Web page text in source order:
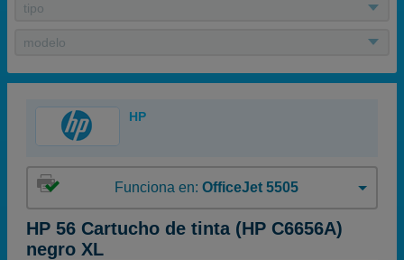
tipo
modelo
HP
Funciona en: OfficeJet 5505
HP 56 Cartucho de tinta (HP C6656A)
negro XL